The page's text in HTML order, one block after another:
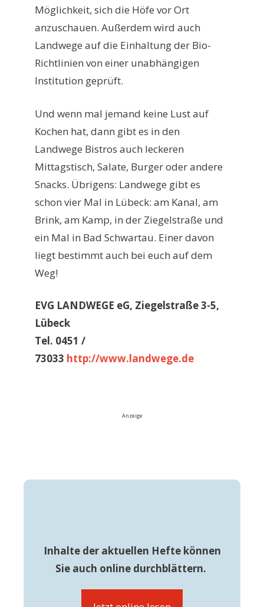
Möglichkeit, sich die Höfe vor Ort
anzuschauen. Außerdem wird auch
Landwege auf die Einhaltung der Bio-
Richtlinien von einer unabhängigen
Institution geprüft.
Und wenn mal jemand keine Lust auf
Kochen hat, dann gibt es in den
Landwege Bistros auch leckeren
Mittagstisch, Salate, Burger oder andere
Snacks. Übrigens: Landwege gibt es
schon vier Mal in Lübeck: am Kanal, am
Brink, am Kamp, in der Ziegelstraße und
ein Mal in Bad Schwartau. Einer davon
liegt bestimmt auch bei euch auf dem
Weg!
EVG LANDWEGE eG, Ziegelstraße 3-5,
Lübeck
Tel. 0451 /
73033 http://www.landwege.de
Anzeige
Inhalte der aktuellen Hefte können
Sie auch online durchblättern.